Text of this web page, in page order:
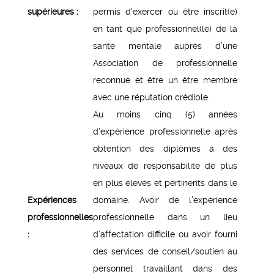
supérieures :
permis d’exercer ou être inscrit(e)
en tant que professionnel(le) de la
santé mentale auprès d’une
Association de professionnelle
reconnue et être un être membre
avec une réputation crédible.
Expériences
professionnelles
:
Au moins cinq (5) années
d’expérience professionnelle après
obtention des diplômes à des
niveaux de responsabilité de plus
en plus élevés et pertinents dans le
domaine. Avoir de l’expérience
professionnelle dans un lieu
d’affectation difficile ou avoir fourni
des services de conseil/soutien au
personnel travaillant dans des